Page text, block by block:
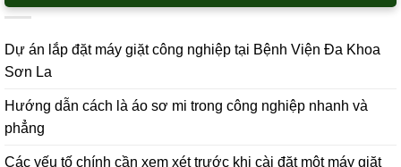
Dự án lắp đặt máy giặt công nghiệp tại Bệnh Viện Đa Khoa
Sơn La
Hướng dẫn cách là áo sơ mi trong công nghiệp nhanh và
phẳng
Các yếu tố chính cần xem xét trước khi cài đặt một máy giặt